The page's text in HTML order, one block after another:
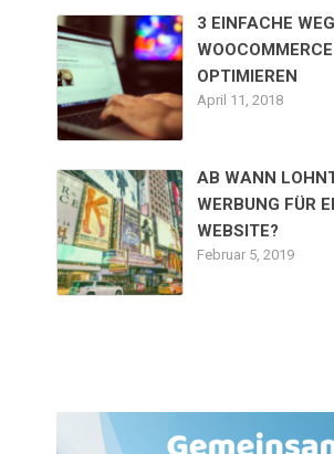
3 EINFACHE
OPTIMIEREN
April 11, 2018
AB WANN
WERBUNG FÜR
WEBSITE?
Februar 5, 2019